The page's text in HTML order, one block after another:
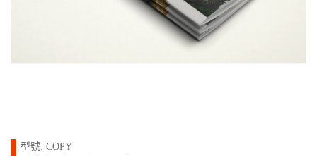
型號: COPY